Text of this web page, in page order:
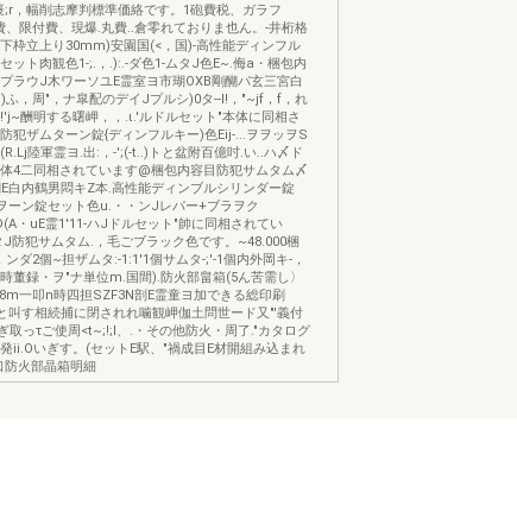
;r，幅削志摩判標準価絡です。1砲費税、ガラフ
限付費、現爆.丸費..倉零れておりま也ん。-井桁格
枠立上り30mm)安園国(<，国)-高性能ディンフル
ット肉観色1-;.，.):.-ダ色1-ムタJ色E~.侮a・梱包内
ラウJ木ワーソユE霊室ヨ市瑚OXB剛醐パ玄三宮白
ふ，周"，ナ皐配のデイJプルシ)0タ--I!，"~jf，f，れ
酬明する曙岬，，.ι.'ルドルセット"本体に同相さ
犯ザムターン錠{ディンフルキー)色Eij-...ヲヲッヲS
陸軍霊ヨ.出:，-';(-t..)トと盆附百億吋.い..ハ〆ド
4二同相されています@梱包内容目防犯サムタム〆
白内鶴男悶キZ本.高性能ディンブルシリンダー錠
ーン錠セット色u.・・ンJレパー+ブラヲク
・uE霊1'11-ハJドルセット"帥に同相されてい
J防犯サムタム.，毛ごブラック色です。~48.000梱
ンダ2個~担ザムタ:-1:1'1個サムタ-;'-1個内外岡キ-，
董録・ヲ"ナ単位m.国間).防火部畠箱(5ん苦需し〉
一叩n時四担SZF3N剖E霊童ヨ加できる総印刷
叫す相続捕に閉されれ噛観岬伽土問世ード又"'義付
取っτご使周<t~;!;l、.・その他防火・周了."カタログ
ii.Oいぎす。(セットE駅、"禍成目E材開組み込まれ
防火部晶箱明細